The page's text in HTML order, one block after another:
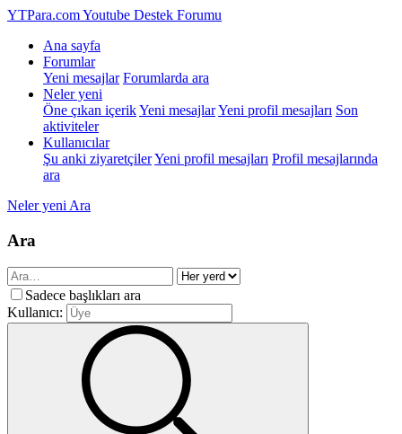
YTPara.comYoutube Destek Forumu
Ana sayfa
Forumlar
Yeni mesajlar Forumlarda ara
Neler yeni
Öne çıkan içerikYeni mesajlarYeni profil mesajları Son
aktiviteler
Kullanıcılar
Şu anki ziyaretçilerYeni profil mesajları Profil mesajlarında
ara
Neler yeni Ara
Ara
Sadece başlıkları ara
Kullanıcı: